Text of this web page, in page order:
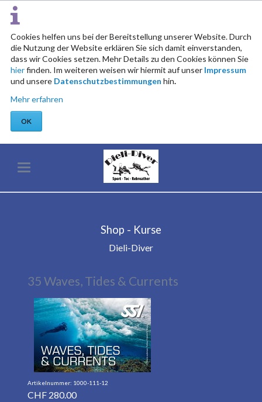
Cookies helfen uns bei der Bereitstellung unserer Website. Durch
die Nutzung der Website erklären Sie sich damit einverstanden,
dass wir Cookies setzen. Mehr Details zu den Cookies können Sie
hierfinden. Im weiteren weisen wir hiermit auf unser Impressum
und unsere Datenschutzbestimmungen hin.
Mehr erfahren
OK
Shop - Kurse
Dieli-Diver
35 Waves, Tides & Currents
1000-111-12
CHF 280.00